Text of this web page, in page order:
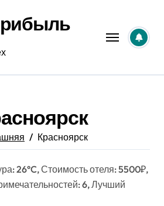
Красноярск
26°C, Стоимость отеля: 5500₽,
6, Лучший